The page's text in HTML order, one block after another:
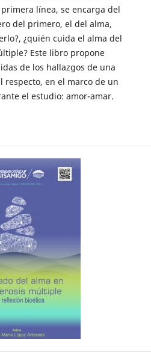
línea, se encarga del
del primero, el del alma,
¿quién cuida el alma del
Este libro propone
de los hallazgos de una
respecto, en el marco de un
el estudio: amor-amar.